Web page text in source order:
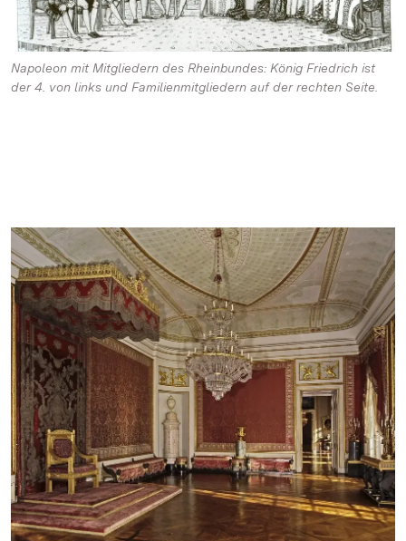
Napoleon mit Mitgliedern des Rheinbundes: König Friedrich ist
der 4. von links und Familienmitgliedern auf der rechten Seite.